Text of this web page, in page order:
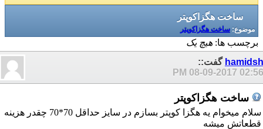
ساخت هگزاکوپتر
موضوع: ساخت هگزاکوپتر
برچسب ها: هیچ یک
hamidsh گفت::
08-09-2017 02:56 PM
ساخت هگزاکوپتر
سلام ميخوام يه هگزا كوپتر بسازم در سايز حداقل 70*70 چقدر هزينه
قطعاتش ميشه